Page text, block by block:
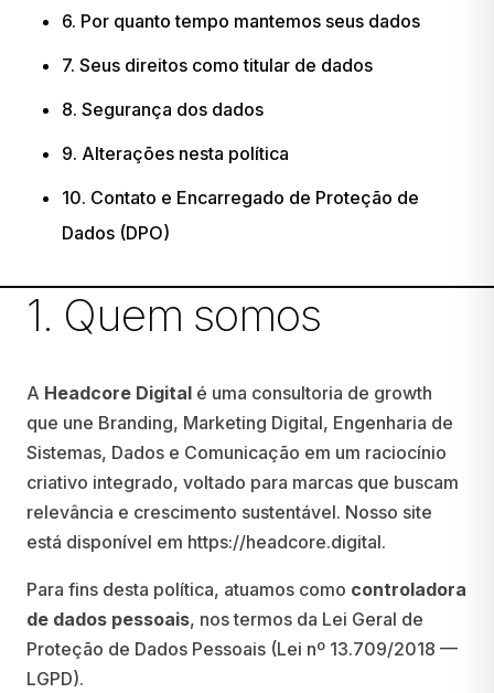
6. Por quanto tempo mantemos seus dados
7. Seus direitos como titular de dados
8. Segurança dos dados
9. Alterações nesta política
10. Contato e Encarregado de Proteção de
Dados (DPO)
1. Quem somos
A Headcore Digital é uma consultoria de growth
que une Branding, Marketing Digital, Engenharia de
Sistemas, Dados e Comunicação em um raciocínio
criativo integrado, voltado para marcas que buscam
relevância e crescimento sustentável. Nosso site
está disponível em https://headcore.digital.
Para fins desta política, atuamos como controladora
de dados pessoais, nos termos da Lei Geral de
Proteção de Dados Pessoais (Lei nº 13.709/2018 —
LGPD).